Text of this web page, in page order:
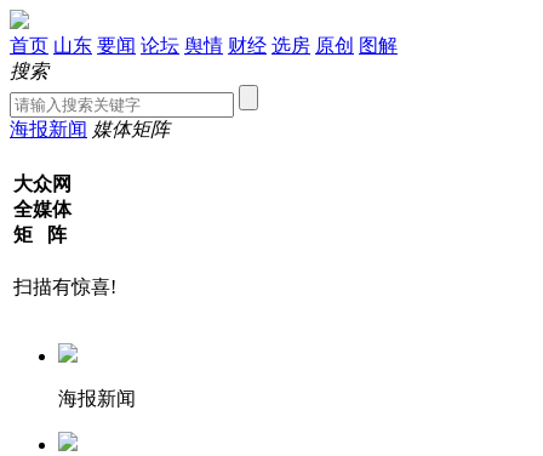
首页 山东 要闻 论坛 舆情 财经 选房 原创 图解
搜索
海报新闻 媒体矩阵
大众网
全媒体
矩 阵
扫描有惊喜!
海报新闻